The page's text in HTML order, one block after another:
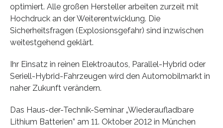
optimiert. Alle großen Hersteller arbeiten zurzeit mit
Hochdruck an der Weiterentwicklung. Die
Sicherheitsfragen (Explosionsgefahr) sind inzwischen
weitestgehend geklärt.
Ihr Einsatz in reinen Elektroautos, Parallel-Hybrid oder
Seriell-Hybrid-Fahrzeugen wird den Automobilmarkt in
naher Zukunft verändern.
Das Haus-der-Technik-Seminar „Wiederaufladbare
Lithium Batterien” am 11. Oktober 2012 in München